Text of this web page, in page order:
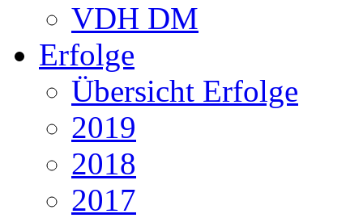
VDH DM
Erfolge
Übersicht Erfolge
2019
2018
2017